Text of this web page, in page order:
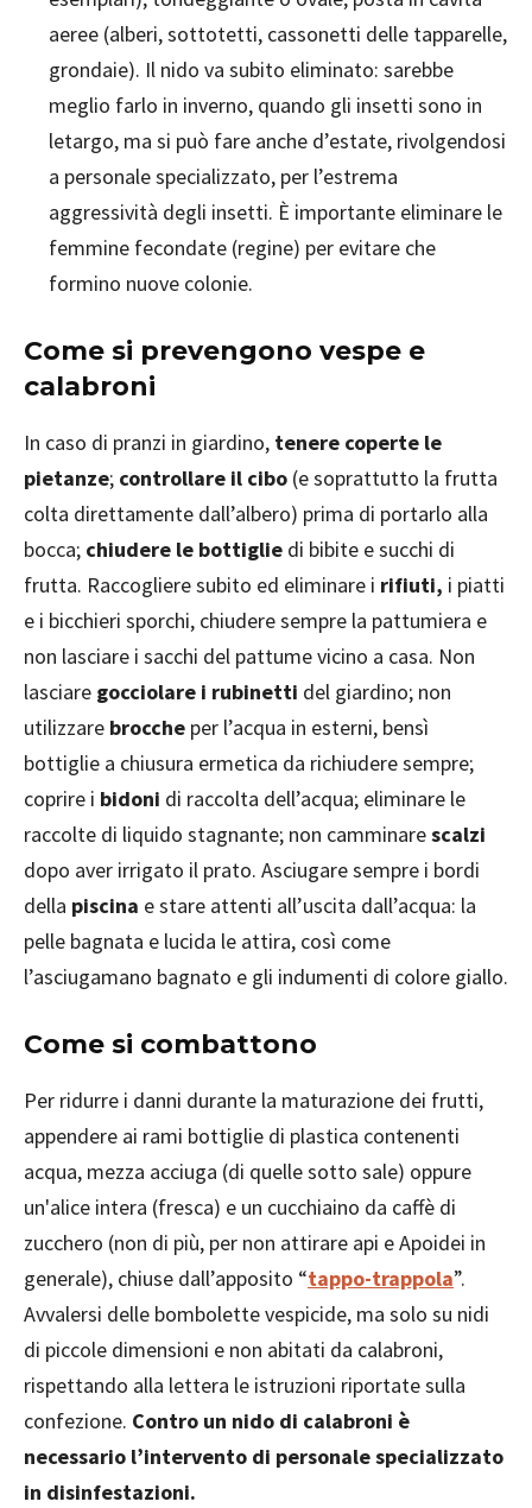
aeree (alberi, sottotetti, cassonetti delle tapparelle,
grondaie). Il nido va subito eliminato: sarebbe
meglio farlo in inverno, quando gli insetti sono in
letargo, ma si può fare anche d’estate, rivolgendosi
a personale specializzato, per l’estrema
aggressività degli insetti. È importante eliminare le
femmine fecondate (regine) per evitare che
formino nuove colonie.
Come si prevengono vespe e
calabroni
In caso di pranzi in giardino, tenere coperte le
pietanze; controllare il cibo (e soprattutto la frutta
colta direttamente dall’albero) prima di portarlo alla
bocca; chiudere le bottiglie di bibite e succhi di
frutta. Raccogliere subito ed eliminare i rifiuti, i piatti
e i bicchieri sporchi, chiudere sempre la pattumiera e
non lasciare i sacchi del pattume vicino a casa. Non
lasciare gocciolare i rubinetti del giardino; non
utilizzare brocche per l’acqua in esterni, bensì
bottiglie a chiusura ermetica da richiudere sempre;
coprire i bidoni di raccolta dell’acqua; eliminare le
raccolte di liquido stagnante; non camminarescalzi
dopo aver irrigato il prato. Asciugare sempre i bordi
della piscina e stare attenti all’uscita dall’acqua: la
pelle bagnata e lucida le attira, così come
l’asciugamano bagnato e gli indumenti di colore giallo.
Come si combattono
Per ridurre i danni durante la maturazione dei frutti,
appendere ai rami bottiglie di plastica contenenti
acqua, mezza acciuga (di quelle sotto sale) oppure
un'alice intera (fresca) e un cucchiaino da caffè di
zucchero (non di più, per non attirare api e Apoidei in
generale), chiuse dall’apposito “tappo-trappola”.
Avvalersi delle bombolette vespicide, ma solo su nidi
di piccole dimensioni e non abitati da calabroni,
rispettando alla lettera le istruzioni riportate sulla
confezione. Contro un nido di calabroni è
necessario l’intervento di personale specializzato
in disinfestazioni.